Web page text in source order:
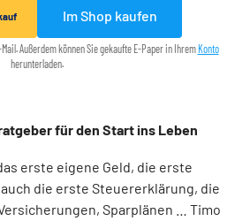
Im Shop kaufen
Außerdem können Sie gekaufte E-Paper in Ihrem Konto
herunterladen.
für den Start ins Leben
erste eigene Geld, die erste
die erste Steuererklärung, die
Sparplänen … Timo